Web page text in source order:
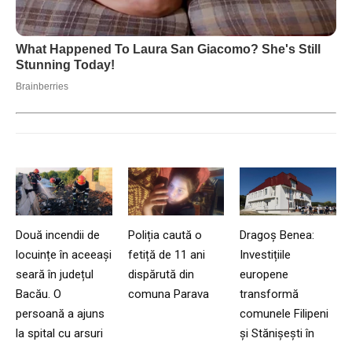
Două incendii de
locuințe în aceeași
seară în județul
Bacău. O
persoană a ajuns
la spital cu arsuri
Poliția caută o
fetiță de 11 ani
dispărută din
comuna Parava
Dragoș Benea:
Investițiile
europene
transformă
comunele Filipeni
și Stănișești în